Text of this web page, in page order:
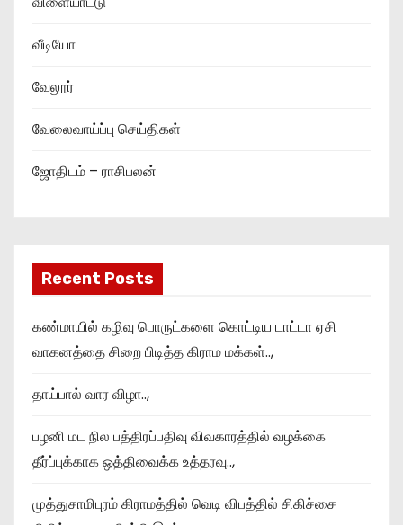
வீடியோ
வேலூர்
வேலைவாய்ப்பு செய்திகள்
ஜோதிடம் – ராசிபலன்
Recent Posts
கண்மாயில் கழிவு பொருட்களை கொட்டிய டாட்டா ஏசி
வாகனத்தை சிறை பிடித்த கிராம மக்கள்..,
தாய்பால் வார விழா..,
பழனி மட நில பத்திரப்பதிவு விவகாரத்தில் வழக்கை
தீர்ப்புக்காக ஒத்திவைக்க உத்தரவு..,
முத்துசாமிபுரம் கிராமத்தில் வெடி விபத்தில் சிகிச்சை